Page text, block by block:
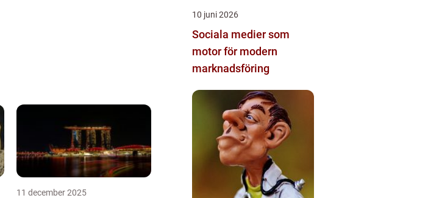
11 december 2025
10 juni 2026
Sociala medier som
motor för modern
marknadsföring